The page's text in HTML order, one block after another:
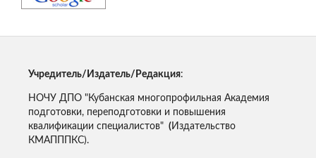
Учредитель/Издатель/Редакция:
НОЧУ ДПО "Кубанская многопрофильная Академия
подготовки, переподготовки и повышения
квалификации специалистов" (Издательство
КМАПППКС).